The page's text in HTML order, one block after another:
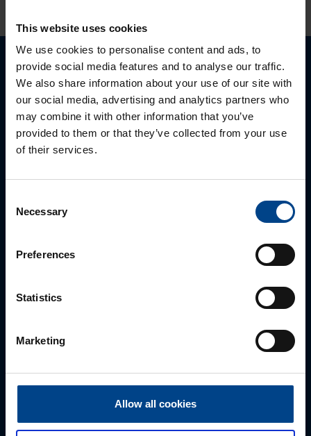
This website uses cookies
We use cookies to personalise content and ads, to
provide social media features and to analyse our traffic.
We also share information about your use of our site with
our social media, advertising and analytics partners who
may combine it with other information that you’ve
provided to them or that they’ve collected from your use
of their services.
Selection
Necessary
Preferences
Statistics
Marketing
Allow all cookies
Ota yhteyttä!
Autamme mielellämme, jotta löydämme sinulle
parhaan ratkaisun. Otathan yhtettä puhelimitse,
sähköpostitse tai verkkolomakkeen kautta.
0207 463 500